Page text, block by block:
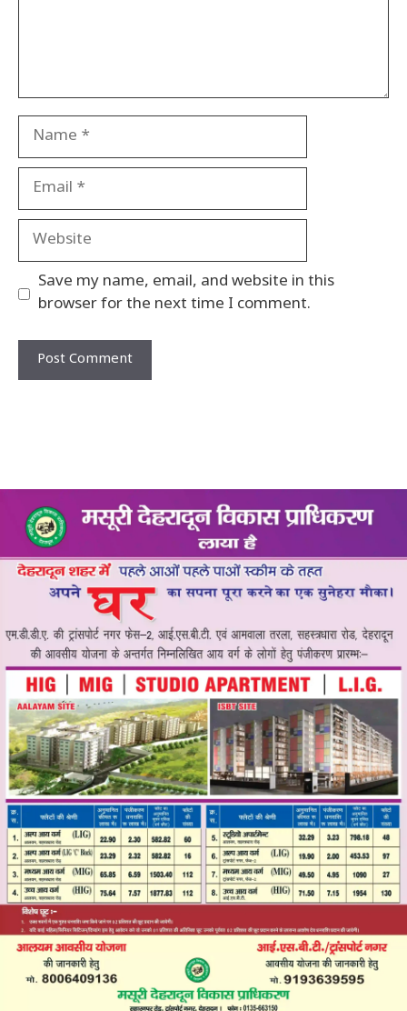
Name
Email
Website
Save my name, email, and website in this
browser for the next time I comment.